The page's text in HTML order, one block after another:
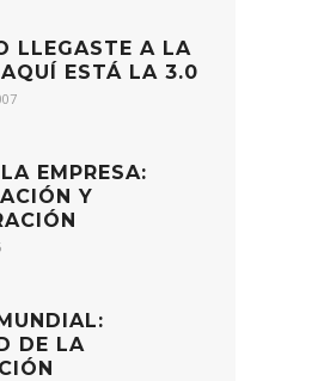
LLEGASTE A LA
ESTÁ LA 3.0
EMPRESA:
Y
DE LA